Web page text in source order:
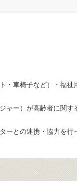
・車椅子など）・福
ャー）が高齢者に関す
ーとの連携・協力を行